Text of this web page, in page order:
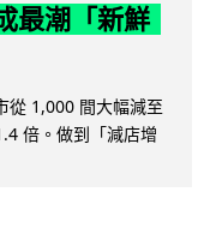
最潮「新鮮
從 1,000 間大幅減至
倍。做到「減店增